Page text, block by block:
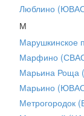
Люблино
М
Марушкинское
Марфино
Марьина Роща
Марьино
Метрогородок